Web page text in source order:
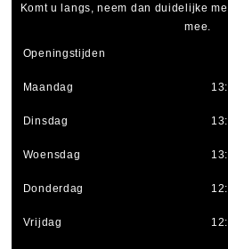
Komt u langs, neem dan duidelijke
mee.
Openingstijden
Maandag
Dinsdag
Woensdag
Donderdag
Vrijdag